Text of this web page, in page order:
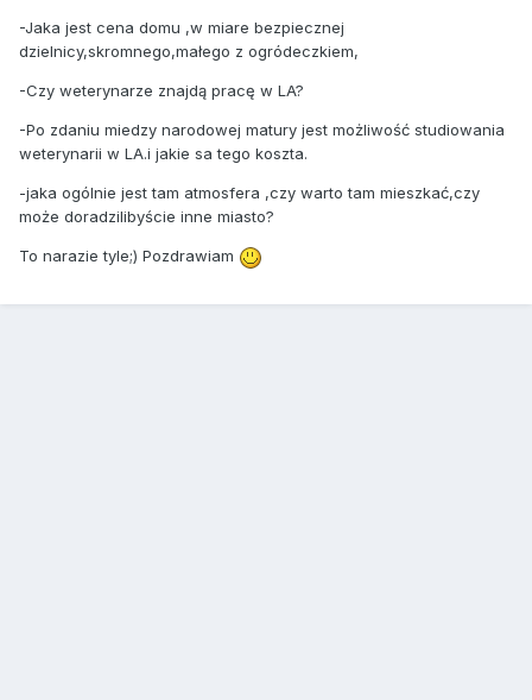
-Jaka jest cena domu ,w miare bezpiecznej
dzielnicy,skromnego,małego z ogródeczkiem,
-Czy weterynarze znajdą pracę w LA?
-Po zdaniu miedzy narodowej matury jest możliwość studiowania
weterynarii w LA.i jakie sa tego koszta.
-jaka ogólnie jest tam atmosfera ,czy warto tam mieszkać,czy
może doradzilibyście inne miasto?
To narazie tyle;) Pozdrawiam